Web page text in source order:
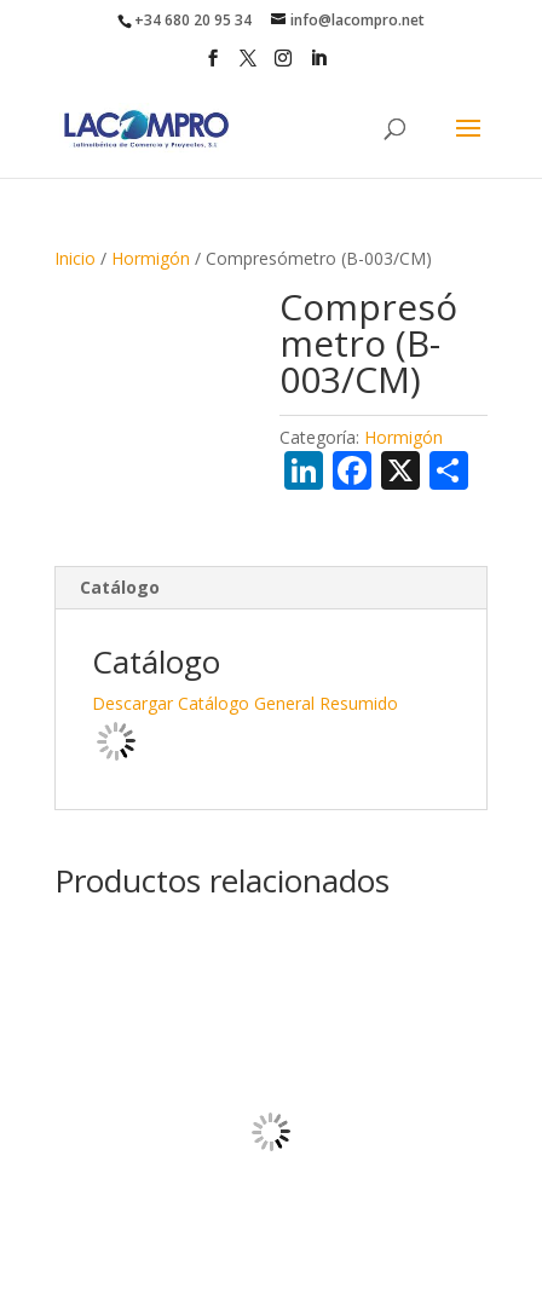
+34 680 20 95 34 info@lacompro.net
Inicio / Hormigón / Compresómetro (B-003/CM)
Compresó
metro (B-
003/CM)
Categoría: Hormigón
Li
dI
F
o
k
X
ar
Catálogo
Catálogo
Descargar Catálogo General Resumido
Productos relacionados